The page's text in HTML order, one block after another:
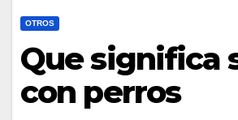
OTROS
Que significa
con perros